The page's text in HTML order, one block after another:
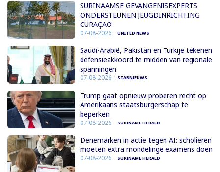
SURINAAMSE GEVANGENISEXPERTS
ONDERSTEUNEN JEUGDINRICHTING
CURAÇAO
07-08-2026 UNITED NEWS
Saudi-Arabië, Pakistan en Turkije tekenen
defensieakkoord te midden van regionale
spanningen
07-08-2026 STARNIEUWS
Trump gaat opnieuw proberen recht op
Amerikaans staatsburgerschap te
beperken
07-08-2026 SURINAME HERALD
Denemarken in actie tegen AI: scholieren
moeten extra mondelinge examens doen
07-08-2026 SURINAME HERALD